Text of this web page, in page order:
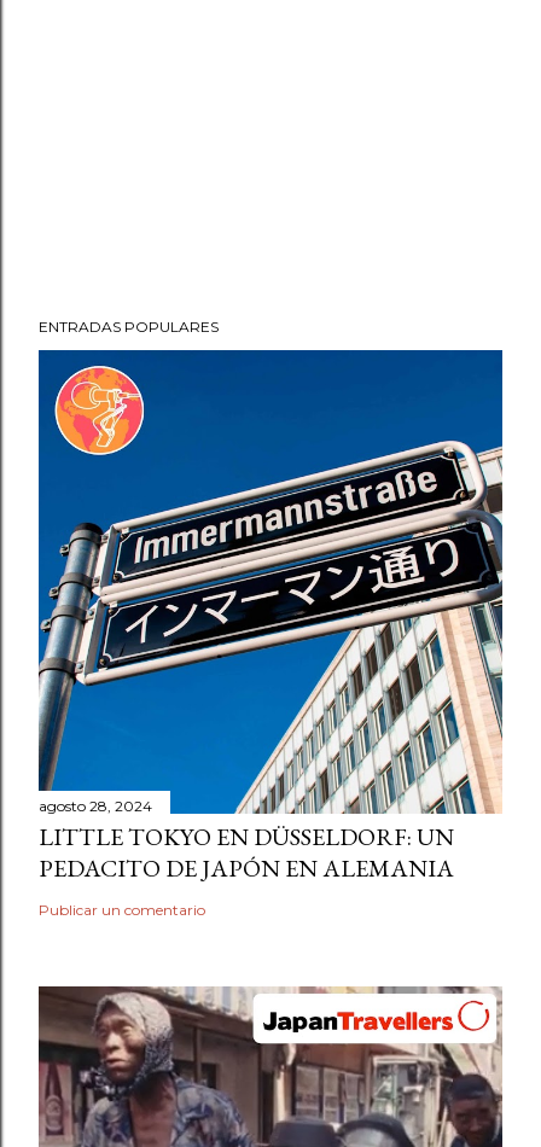
ENTRADAS POPULARES
agosto 28, 2024
LITTLE TOKYO EN DÜSSELDORF: UN
PEDACITO DE JAPÓN EN ALEMANIA
Publicar un comentario